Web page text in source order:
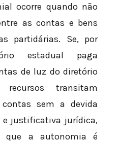
ocorre quando não
as contas e bens
partidárias. Se, por
estadual paga
de luz do diretório
transitam
sem a devida
e justificativa jurídica,
que a autonomia é